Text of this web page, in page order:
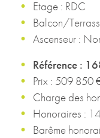
Etage : RDC
Balcon/
Ascenseur :
Référence :
Prix : 509 850
Charge des
Honoraires :
Barême